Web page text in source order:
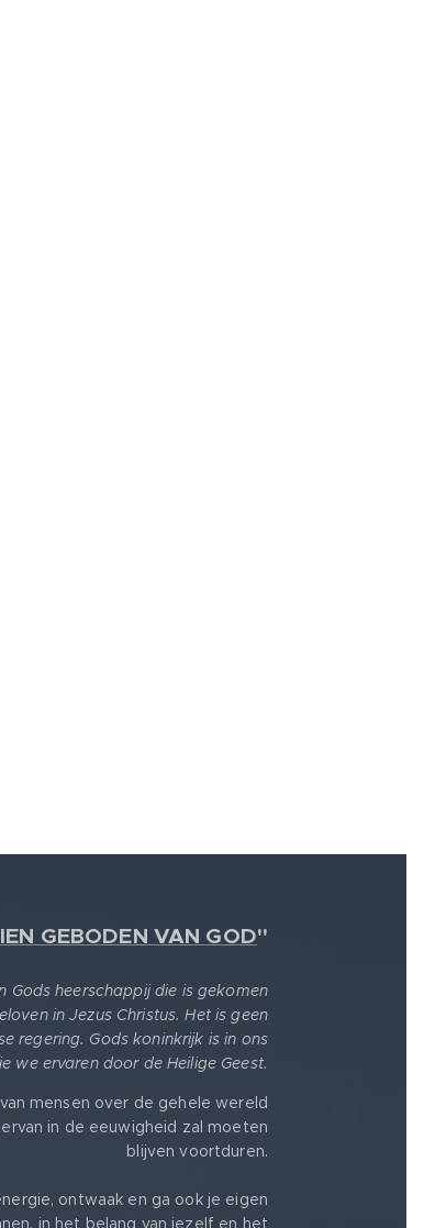
GEBODEN VAN GOD"
Gods heerschappij die is gekomen
in Jezus Christus. Het is geen
regering. Gods koninkrijk is in ons
we ervaren door de Heilige Geest.
mensen over de gehele wereld
in de eeuwigheid zal moeten
blijven voortduren.
ontwaak en ga ook je eigen
in het belang van jezelf en het